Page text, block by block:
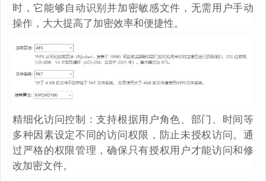
时，它能够自动识别并加密敏感文件，无需用户手动
操作，大大提高了加密效率和便捷性。
精细化访问控制：支持根据用户角色、部门、时间等
多种因素设定不同的访问权限，防止未授权访问。通
过严格的权限管理，确保只有授权用户才能访问和修
改加密文件。